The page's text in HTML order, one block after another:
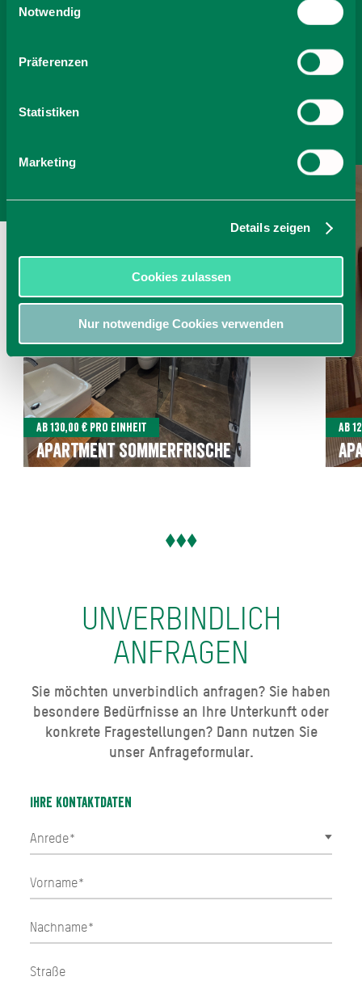
Cookies, wenn Sie unsere Webseite weiterhin nutzen.
Notwendig
Präferenzen
Statistiken
Marketing
Details zeigen
Cookies zulassen
Nur notwendige Cookies verwenden
Ab 130,00 € pro Einheit
Apartment Sommerfrische
Ab
UNVERBINDLICH
ANFRAGEN
Sie möchten unverbindlich anfragen? Sie haben
besondere Bedürfnisse an Ihre Unterkunft oder
konkrete Fragestellungen? Dann nutzen Sie
unser Anfrageformular.
Ihre Kontaktdaten